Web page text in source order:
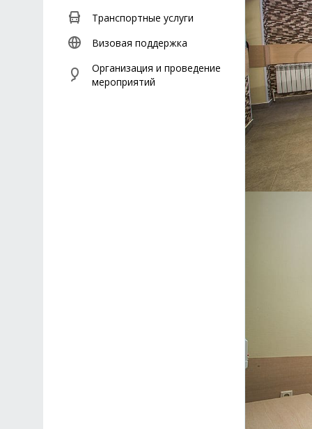
Транспортные услуги
Визовая поддержка
Организация и проведение
мероприятий